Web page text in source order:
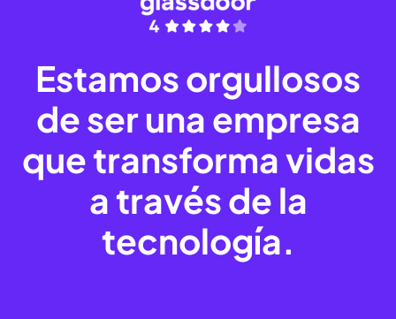
Estamos orgullosos
de ser una empresa
que transforma vidas
a través de la
tecnología.